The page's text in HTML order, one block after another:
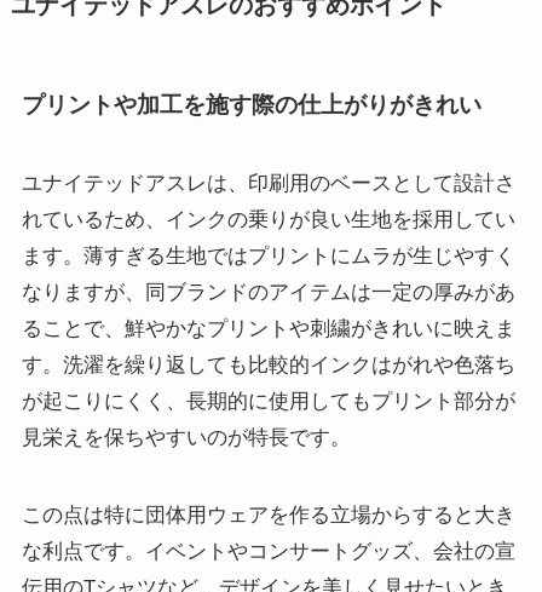
プリントや加工を施す際の仕上がりがきれい
ユナイテッドアスレは、印刷用のベースとして設計さ
れているため、インクの乗りが良い生地を採用してい
ます。薄すぎる生地ではプリントにムラが生じやすく
なりますが、同ブランドのアイテムは一定の厚みがあ
ることで、鮮やかなプリントや刺繍がきれいに映えま
す。洗濯を繰り返しても比較的インクはがれや色落ち
が起こりにくく、長期的に使用してもプリント部分が
見栄えを保ちやすいのが特長です。
この点は特に団体用ウェアを作る立場からすると大き
な利点です。イベントやコンサートグッズ、会社の宣